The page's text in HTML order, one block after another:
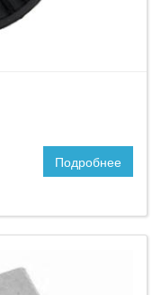
Подробнее